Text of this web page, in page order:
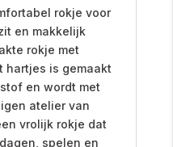
rokje voor
en makkelijk
rokje met
hartjes is gemaakt
en wordt met
atelier van
vrolijk rokje dat
spelen en